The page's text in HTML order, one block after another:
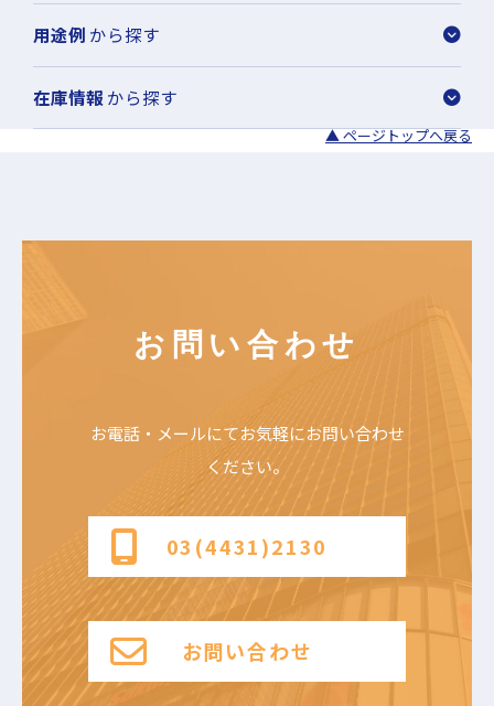
用途例 から探す
在庫情報 から探す
▲ ページトップへ戻る
お問い合わせ
お電話・メールにてお気軽にお問い合わせ
ください。
03(4431)2130
お問い合わせ